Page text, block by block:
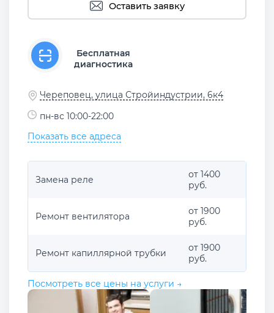
Оставить заявку
Бесплатная
диагностика
Череповец, улица Стройиндустрии, 6к4
пн-вс 10:00-22:00
Показать все адреса
Замена реле
от 1400
руб.
Ремонт вентилятора
от 1900
руб.
Ремонт капиллярной трубки
от 1900
руб.
Посмотреть все цены на услуги →